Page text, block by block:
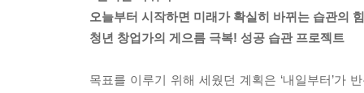
오늘부터 시작하면 미래가 확실히 바뀌는 습관의
청년 창업가의 게으름 극복! 성공 습관 프로젝트
목표를 이루기 위해 세웠던 계획은 ‘내일부터’가